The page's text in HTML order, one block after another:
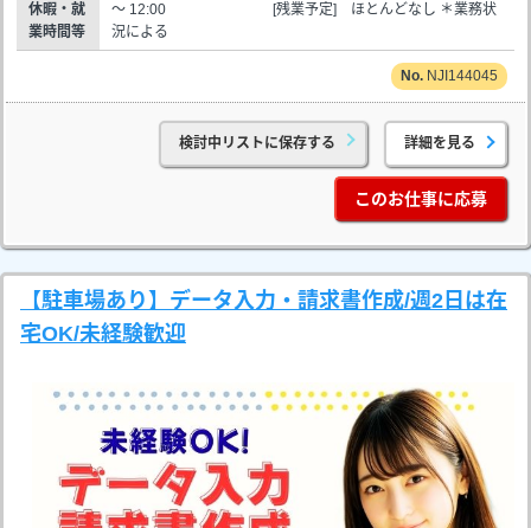
休暇・就
業時間等
～ 12:00 [残業予定] ほとんどなし ＊業務状
況による
NJI144045
検討中リストに保存する 詳細を見る
このお仕事に応募
【駐車場あり】データ入力・請求書作成/週2日は在
宅OK/未経験歓迎